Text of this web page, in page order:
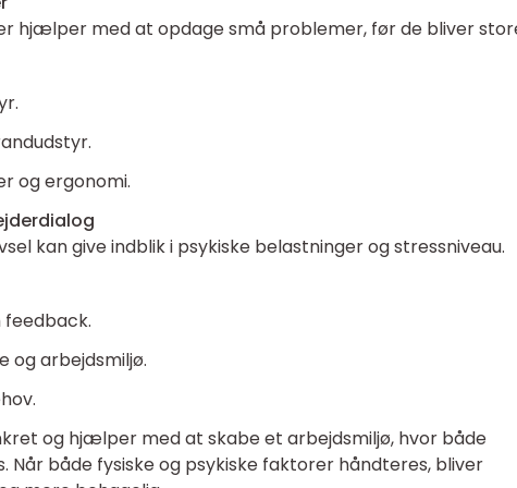
hjælper med at opdage små problemer, før de bliver
og ergonomi.
kan give indblik i psykiske belastninger og stressniveau.
og arbejdsmiljø.
og hjælper med at skabe et arbejdsmiljø, hvor både
Når både fysiske og psykiske faktorer håndteres, bliver